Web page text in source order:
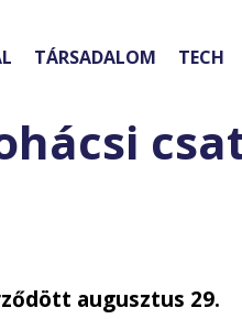
TÁRSADALOM TECH
augusztus 29.